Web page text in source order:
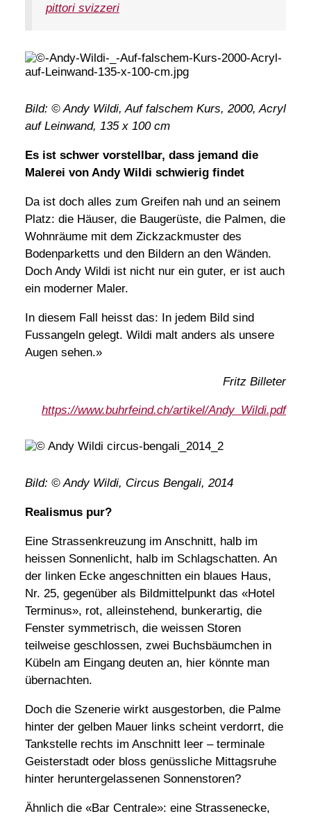
pittori svizzeri
Bild: © Andy Wildi, Auf falschem Kurs, 2000, Acryl
auf Leinwand, 135 x 100 cm
Es ist schwer vorstellbar, dass jemand die
Malerei von Andy Wildi schwierig findet
Da ist doch alles zum Greifen nah und an seinem
Platz: die Häuser, die Baugerüste, die Palmen, die
Wohnräume mit dem Zickzackmuster des
Bodenparketts und den Bildern an den Wänden.
Doch Andy Wildi ist nicht nur ein guter, er ist auch
ein moderner Maler.
In diesem Fall heisst das: In jedem Bild sind
Fussangeln gelegt. Wildi malt anders als unsere
Augen sehen.»
Fritz Billeter
https://www.buhrfeind.ch/artikel/Andy_Wildi.pdf
Bild: © Andy Wildi, Circus Bengali, 2014
Realismus pur?
Eine Strassenkreuzung im Anschnitt, halb im
heissen Sonnenlicht, halb im Schlagschatten. An
der linken Ecke angeschnitten ein blaues Haus,
Nr. 25, gegenüber als Bildmittelpunkt das «Hotel
Terminus», rot, alleinstehend, bunkerartig, die
Fenster symmetrisch, die weissen Storen
teilweise geschlossen, zwei Buchsbäumchen in
Kübeln am Eingang deuten an, hier könnte man
übernachten.
Doch die Szenerie wirkt ausgestorben, die Palme
hinter der gelben Mauer links scheint verdorrt, die
Tankstelle rechts im Anschnitt leer – terminale
Geisterstadt oder bloss genüssliche Mittagsruhe
hinter heruntergelassenen Sonnenstoren?
Ähnlich die «Bar Centrale»: eine Strassenecke,